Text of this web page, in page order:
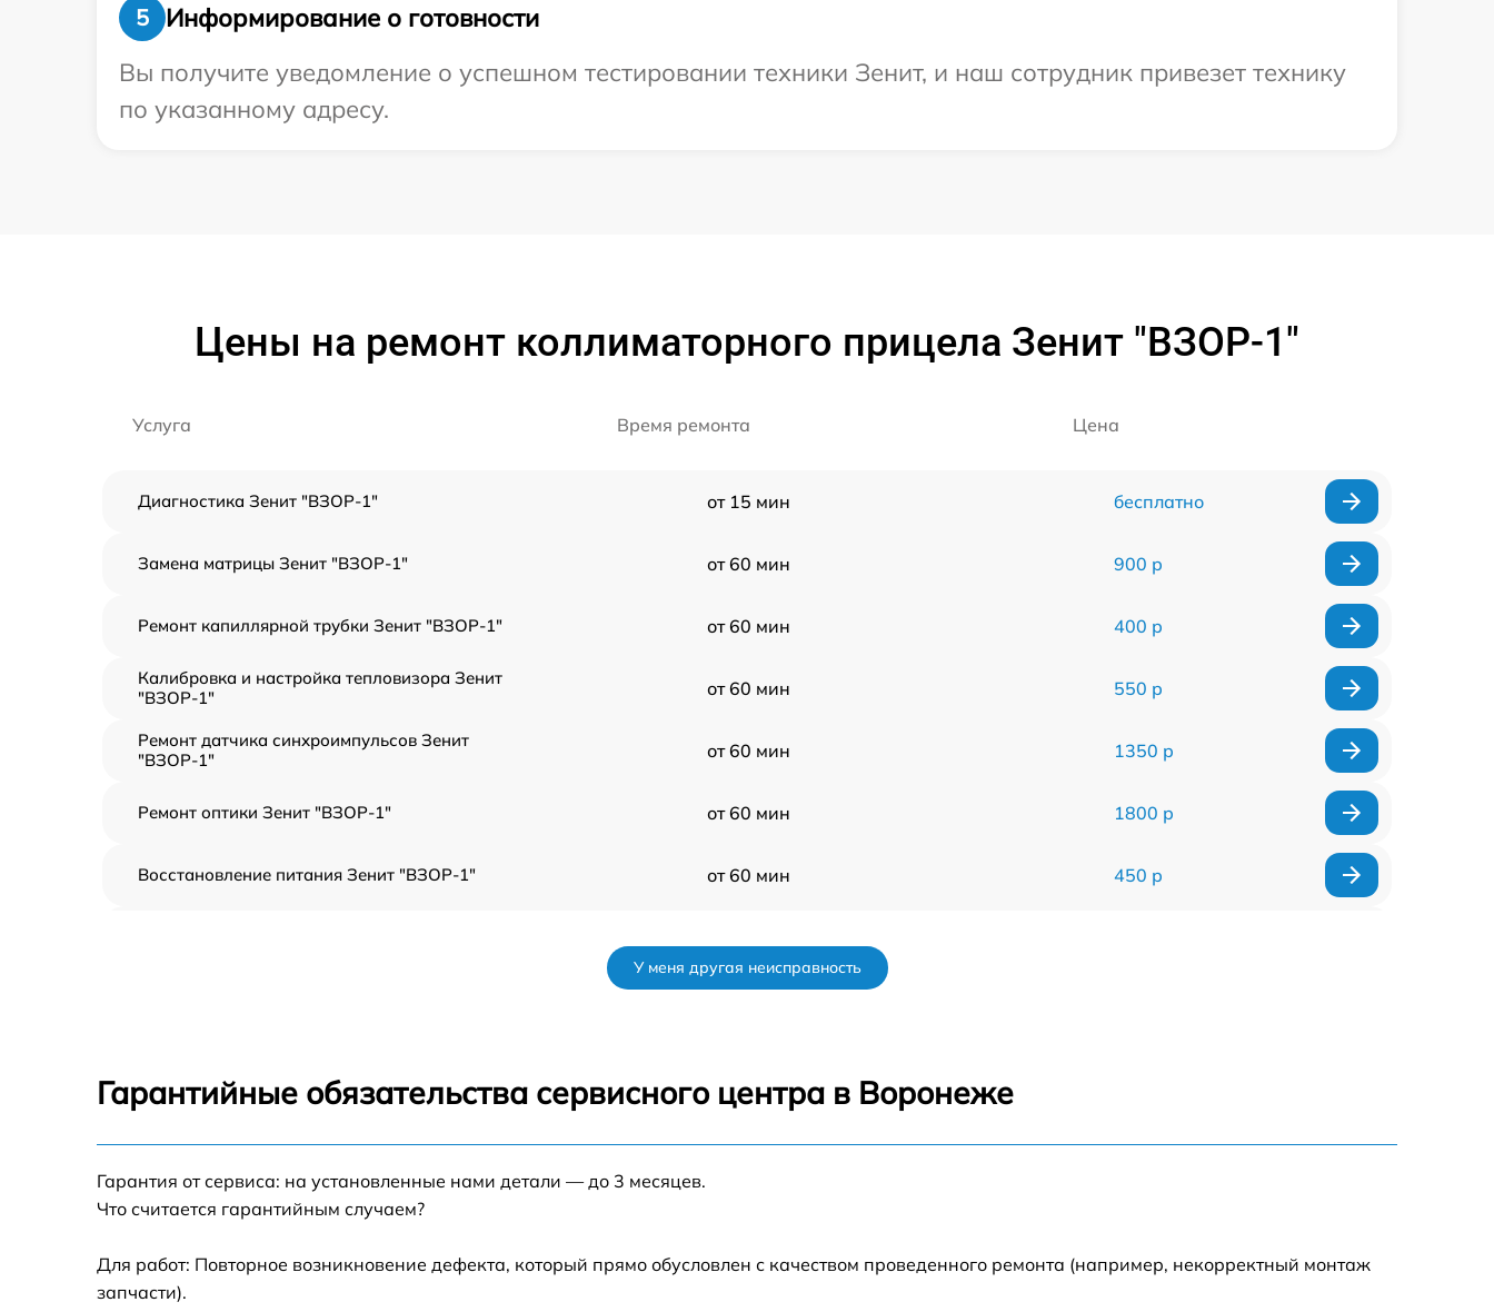
5
Информирование о готовности
Вы получите уведомление о успешном тестировании техники Зенит, и наш сотрудник привезет технику
по указанному адресу.
Цены на ремонт коллиматорного прицела Зенит "ВЗОР-1"
Услуга Время ремонта Цена
Диагностика Зенит "ВЗОР-1" от 15 мин бесплатно
Замена матрицы Зенит "ВЗОР-1" от 60 мин 900 р
Ремонт капиллярной трубки Зенит "ВЗОР-1" от 60 мин 400 р
Калибровка и настройка тепловизора Зенит
"ВЗОР-1"
от 60 мин 550 р
Ремонт датчика синхроимпульсов Зенит
"ВЗОР-1"
от 60 мин 1350 р
Ремонт оптики Зенит "ВЗОР-1" от 60 мин 1800 р
Восстановление питания Зенит "ВЗОР-1" от 60 мин 450 р
У меня другая неисправность
Гарантийные обязательства сервисного центра в Воронеже
Гарантия от сервиса: на установленные нами детали — до 3 месяцев.
Что считается гарантийным случаем?
Для работ: Повторное возникновение дефекта, который прямо обусловлен с качеством проведенного ремонта (например, некорректный монтаж
запчасти).